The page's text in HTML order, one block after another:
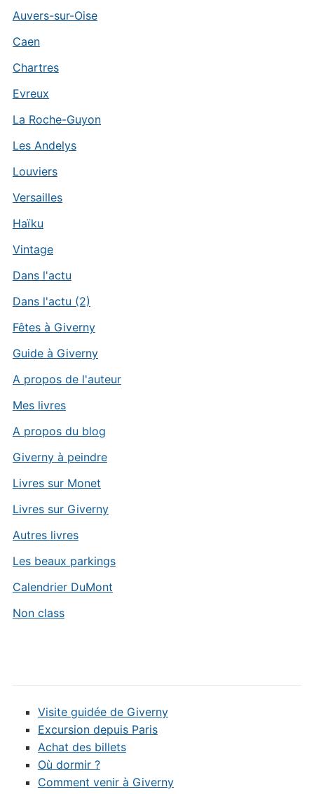
Auvers-sur-Oise
Caen
Chartres
Evreux
La Roche-Guyon
Les Andelys
Louviers
Versailles
Haïku
Vintage
Dans l'actu
Dans l'actu (2)
Fêtes à Giverny
Guide à Giverny
A propos de l'auteur
Mes livres
A propos du blog
Giverny à peindre
Livres sur Monet
Livres sur Giverny
Autres livres
Les beaux parkings
Calendrier DuMont
Non class
Visite guidée de Giverny
Excursion depuis Paris
Achat des billets
Où dormir ?
Comment venir à Giverny